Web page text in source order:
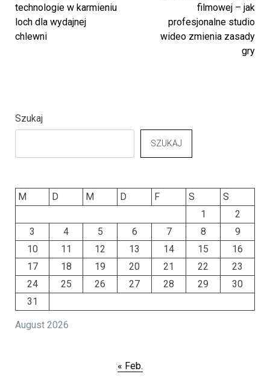
technologie w karmieniu
loch dla wydajnej
chlewni
filmowej – jak
profesjonalne studio
wideo zmienia zasady
gry
Szukaj
SZUKAJ
August 2026
M D M D F S
S
1
2
3
4 5 6 7 8
9
10
11 12 13 14 15
16
17
18 19 20 21 22
23
24
25 26 27 28 29
30
31
« Feb.